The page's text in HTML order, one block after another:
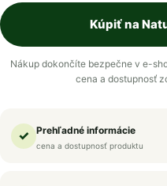
Kúpiť na
Nákup dokončíte bezpečne v e-
cena a dostupnosť
✓ Prehľadné informácie
cena a dostupnosť produktu